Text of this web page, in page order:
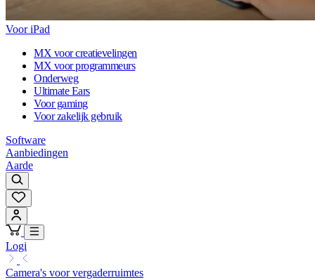
Voor iPad
MX voor creatievelingen
MX voor programmeurs
Onderweg
Ultimate Ears
Voor gaming
Voor zakelijk gebruik
Software
Aanbiedingen
Aarde
Logi
Camera's voor vergaderruimtes